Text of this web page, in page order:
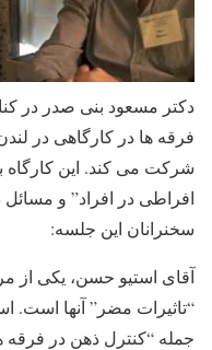
دکتر مسعود بنی صدر در
شرکت می کند. این کارگاه
افراطی در افراد” و مسائل
سخنرانان این جلسه:
آقای استیو حسن، یکی از
“تاثیرات مضر” آنها است.
جمله “کنترل ذهن در فرقه